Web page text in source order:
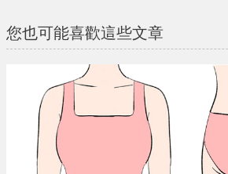
您也可能喜歡這些文章